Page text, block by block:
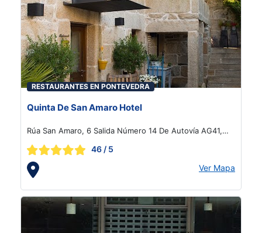
RESTAURANTES EN PONTEVEDRA
Quinta De San Amaro Hotel
Rúa San Amaro, 6 Salida Número 14 De Autovía AG41,
46 / 5
Ver Mapa